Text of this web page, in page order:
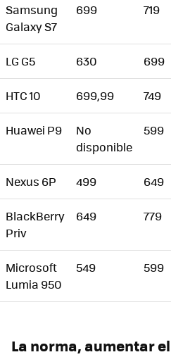
Samsung
Galaxy S7
699 719
LG G5 630 699
HTC 10 699,99 749
Huawei P9
No
disponible
599
Nexus 6P 499 649
BlackBerry
Priv
649 779
Microsoft
Lumia 950
549 599
La norma, aumentar